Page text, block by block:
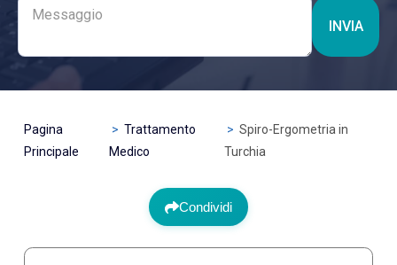
INVIA
Pagina
Principale
Trattamento
Medico
Spiro-Ergometria in
Turchia
Condividi